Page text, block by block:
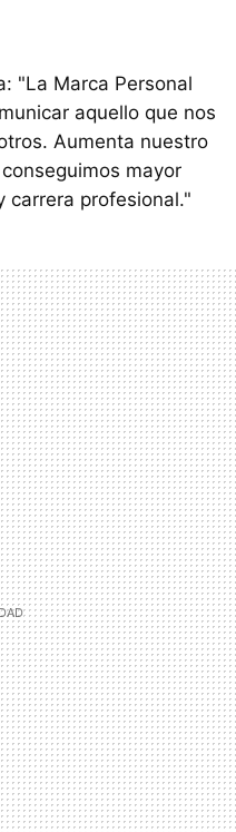
"La Marca Personal
aquello que nos
Aumenta nuestro
mayor
carrera profesional."